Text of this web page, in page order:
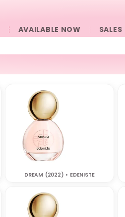
AVAILABLE NOW SALES
DREAM (2022) • EDENISTE